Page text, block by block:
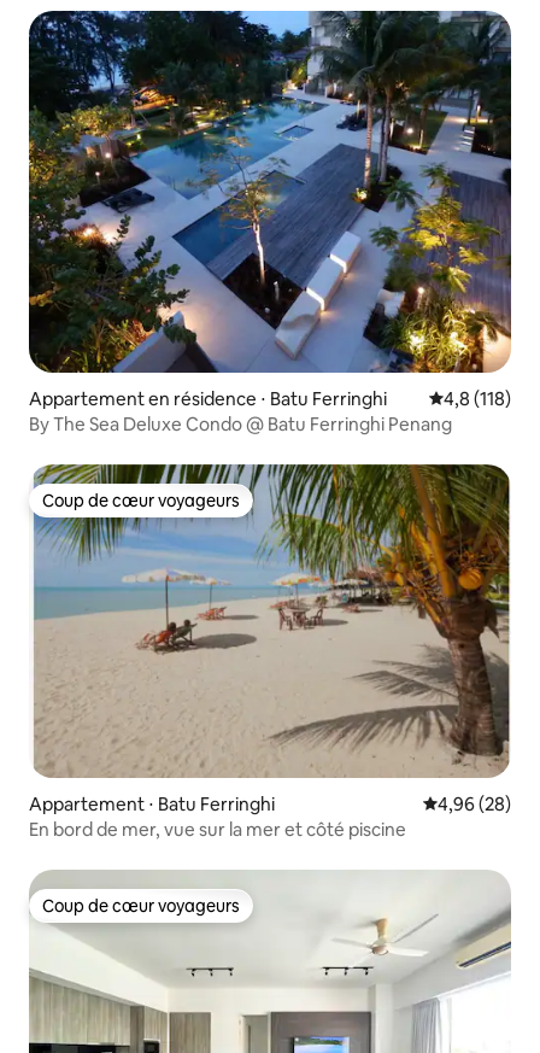
Appartement en résidence ⋅ Batu Ferringhi Évaluation
4,8 (118)
By The Sea Deluxe Condo @ Batu Ferringhi Penang
Coup de cœur voyageurs
Coup de cœur voyageurs
Appartement ⋅ Batu Ferringhi Évaluation
4,96 (28)
En bord de mer, vue sur la mer et côté piscine
Coup de cœur voyageurs
Coup de cœur voyageurs